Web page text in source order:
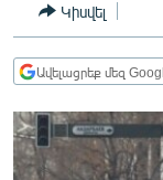
ՏՆՏԵՍՈՒԹՅՈՒՆ
ՂԱՐԱԲԱՂ
ՏԱՐԱԾԱՇՐՋԱՆ
Կիսվել
Ավելացրեք մեզ